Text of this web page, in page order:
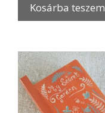
Kosárba teszem